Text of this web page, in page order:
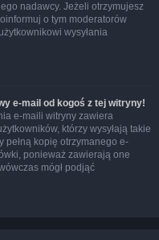
nadawcy. Jeżeli otrzymujesz
o tym moderatorów
wysyłania
e-mail od kogoś z tej witryny!
e-maili witryny zawiera
którzy wysyłają takie
pełną kopię otrzymanego e-
ponieważ zawierają one
mógł podjąć